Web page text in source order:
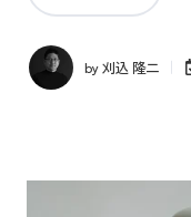
by刈込 隆二